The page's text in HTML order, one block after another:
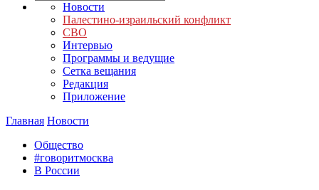
Новости
Палестино-израильский конфликт
СВО
Интервью
Программы и ведущие
Сетка вещания
Редакция
Приложение
Главная Новости
Общество
#говоритмосква
В России